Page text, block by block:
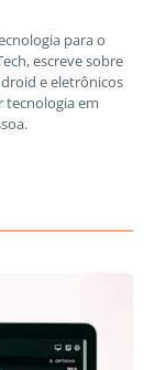
para o
escreve sobre
e eletrônicos
tecnologia em